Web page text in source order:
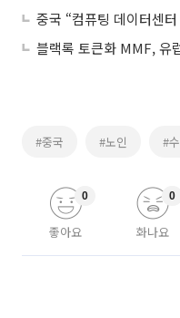
중국 “컴퓨팅 데이터센
블랙록 토큰화 MMF, 유
#중국 #노인 #
좋아요
0
화나요
0